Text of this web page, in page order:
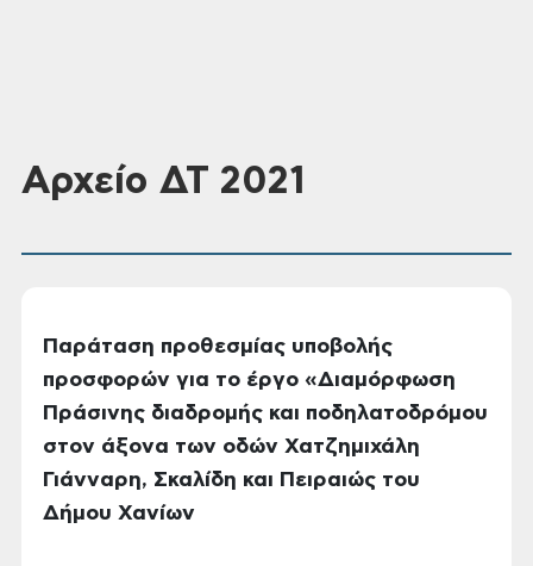
Αρχείο ΔΤ 2021
Παράταση προθεσμίας υποβολής
προσφορών για το έργο «Διαμόρφωση
Πράσινης διαδρομής και ποδηλατοδρόμου
στον άξονα των οδών Χατζημιχάλη
Γιάνναρη, Σκαλίδη και Πειραιώς του
Δήμου Χανίων